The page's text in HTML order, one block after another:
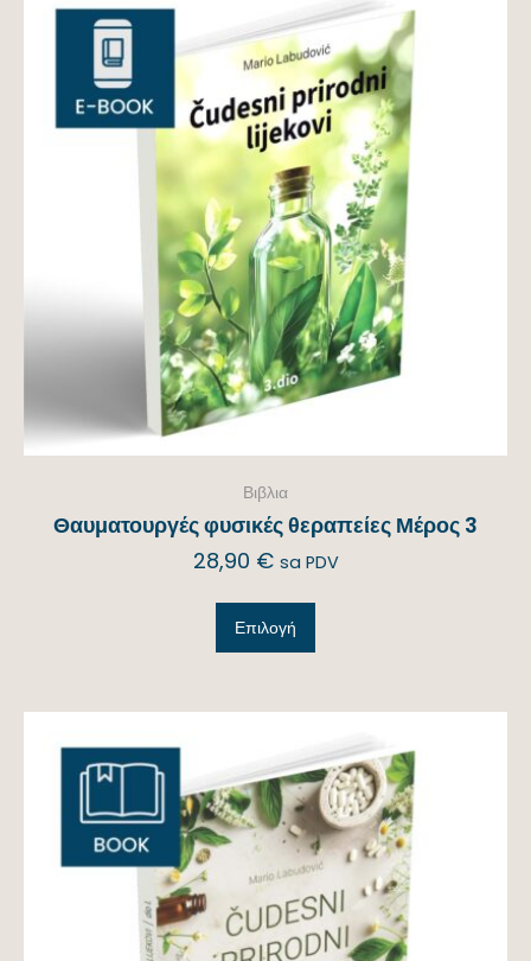
Βιβλια
Θαυματουργές φυσικές θεραπείες Μέρος 3
28,90 € sa PDV
Επιλογή